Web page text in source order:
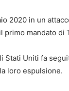
2020 in un
primo mandato di
Stati Uniti fa
loro espulsione.